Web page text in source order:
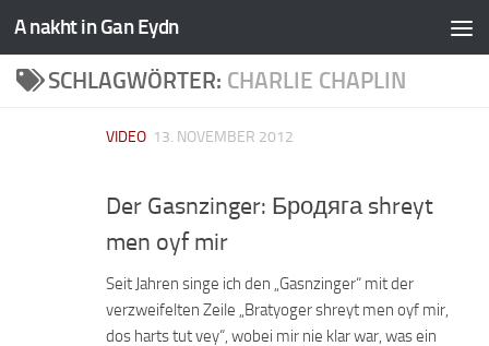
A nakht in Gan Eydn
SCHLAGWÖRTER: CHARLIE CHAPLIN
VIDEO 13. NOVEMBER 2012
Der Gasnzinger: Бродяга shreyt
men oyf mir
Seit Jahren singe ich den „Gasnzinger“ mit der
verzweifelten Zeile „Bratyoger shreyt men oyf mir,
dos harts tut vey“, wobei mir nie klar war, was ein